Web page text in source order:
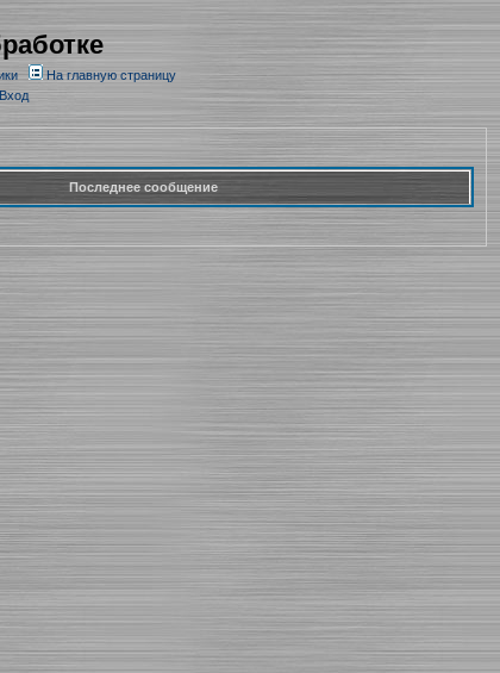
На главную страницу
Последнее сообщение